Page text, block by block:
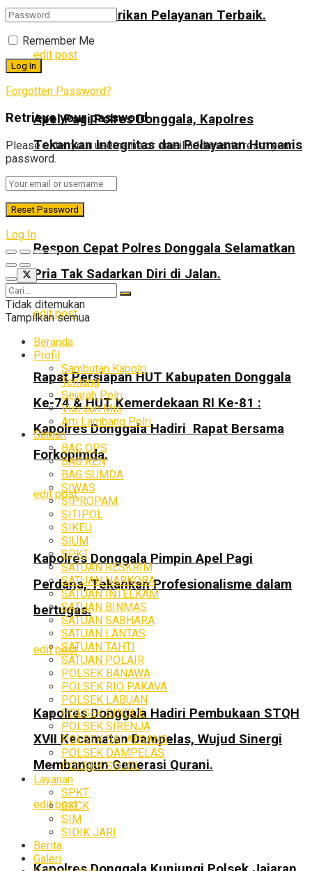
Terus Memberikan Pelayanan Terbaik.
edit post
Apel Pagi Polres Donggala, Kapolres
Tekankan Integritas dan Pelayanan Humanis
edit post
Respon Cepat Polres Donggala Selamatkan
Pria Tak Sadarkan Diri di Jalan.
edit post
Rapat Persiapan HUT Kabupaten Donggala
Ke-74 & HUT Kemerdekaan RI Ke-81 :
Kapolres Donggala Hadiri Rapat Bersama
Forkopimda.
edit post
Kapolres Donggala Pimpin Apel Pagi
Perdana, Tekankan Profesionalisme dalam
bertugas.
edit post
Kapolres Donggala Hadiri Pembukaan STQH
XVII Kecamatan Dampelas, Wujud Sinergi
Membangun Generasi Qurani.
edit post
Remember Me
Forgotten Password?
Retrieve your password
Please enter your username or email address to reset your
password.
Log In
Tidak ditemukan
Tampilkan semua
Beranda
Profil
Sambutan Kapolri
Tentang
Sejarah Polri
Visi dan Mis
Arti Lambang Polri
Satuan
BAG OPS
BAG REN
BAG SUMDA
SIWAS
SIPROPAM
SITIPOL
SIKEU
SIUM
SPKT
SATUAN RESKRIM
SATUAN NARKOBA
SATUAN INTELKAM
SATUAN BINMAS
SATUAN SABHARA
SATUAN LANTAS
SATUAN TAHTI
SATUAN POLAIR
POLSEK BANAWA
POLSEK RIO PAKAVA
POLSEK LABUAN
POLSEK SINDUE
POLSEK SIRENJA
POLSEK BALAESANG
POLSEK DAMPELAS
POLSEK SOJOL
Layanan
SPKT
SKCK
SIM
SIDIK JARI
Berita
Galeri